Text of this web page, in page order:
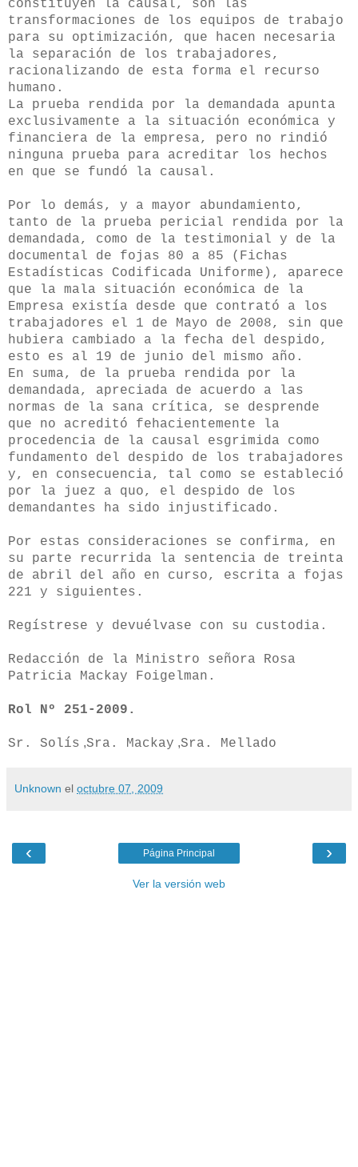
constituyen la causal, son las
transformaciones de los equipos de trabajo
para su optimización, que hacen necesaria
la separación de los trabajadores,
racionalizando de esta forma el recurso
humano.
La prueba rendida por la demandada apunta
exclusivamente a la situación económica y
financiera de la empresa, pero no rindió
ninguna prueba para acreditar los hechos
en que se fundó la causal.
Por lo demás, y a mayor abundamiento,
tanto de la prueba pericial rendida por la
demandada, como de la testimonial y de la
documental de fojas 80 a 85 (Fichas
Estadísticas Codificada Uniforme), aparece
que la mala situación económica de la
Empresa existía desde que contrató a los
trabajadores el 1 de Mayo de 2008, sin que
hubiera cambiado a la fecha del despido,
esto es al 19 de junio del mismo año.
En suma, de la prueba rendida por la
demandada, apreciada de acuerdo a las
normas de la sana crítica, se desprende
que no acreditó fehacientemente la
procedencia de la causal esgrimida como
fundamento del despido de los trabajadores
y, en consecuencia, tal como se estableció
por la juez a quo, el despido de los
demandantes ha sido injustificado.
Por estas consideraciones se confirma, en
su parte recurrida la sentencia de treinta
de abril del año en curso, escrita a fojas
221 y siguientes.
Regístrese y devuélvase con su custodia.
Redacción de la Ministro señora Rosa
Patricia Mackay Foigelman.
Rol Nº 251-2009.
Sr. Solís ,Sra. Mackay ,Sra. Mellado
Unknown el octubre 07, 2009
‹ ›
Página Principal
Ver la versión web